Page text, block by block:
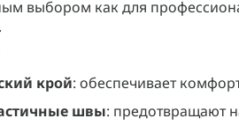
выбором как для
крой: обеспечивает
швы: предотвращают